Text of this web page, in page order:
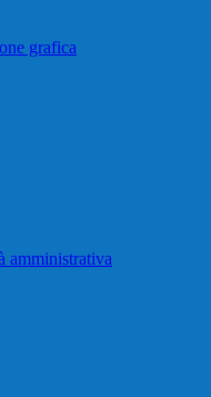
grafica
amministrativa